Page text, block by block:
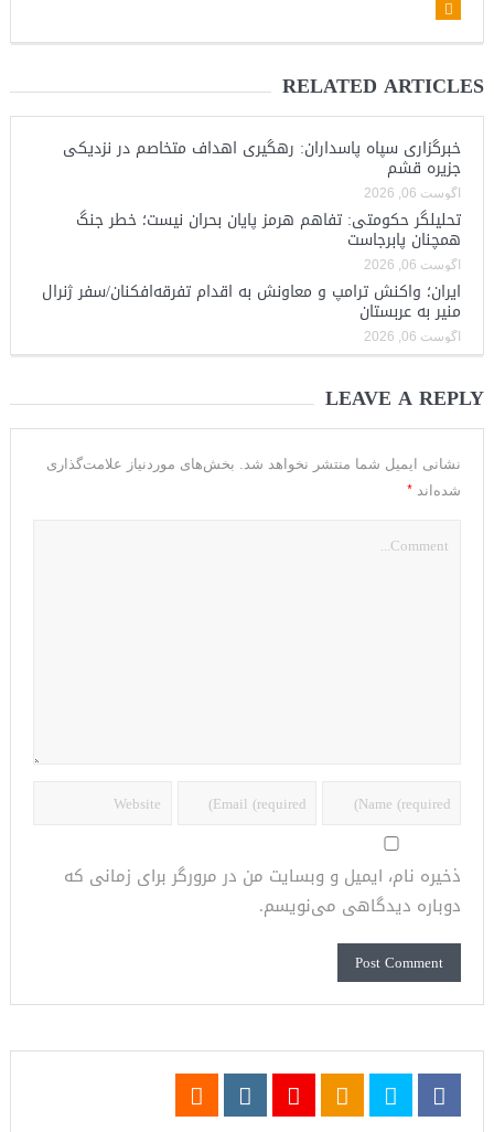
RELATED ARTICLES
خبرگزاری سپاه پاسداران: رهگیری اهداف متخاصم در نزدیکی
جزیره قشم
آگوست 06, 2026
تحلیلگر حکومتی: تفاهم هرمز پایان بحران نیست؛ خطر جنگ
همچنان پابرجاست
آگوست 06, 2026
ایران؛ واکنش ترامپ و معاونش به اقدام تفرقه‌افکنان/سفر ژنرال
منیر به عربستان
آگوست 06, 2026
LEAVE A REPLY
نشانی ایمیل شما منتشر نخواهد شد. بخش‌های موردنیاز علامت‌گذاری
شده‌اند *
ذخیره نام، ایمیل و وبسایت من در مرورگر برای زمانی که
دوباره دیدگاهی می‌نویسم.